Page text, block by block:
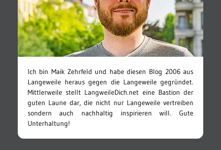
Ich bin Maik Zehrfeld und habe diesen Blog 2006 aus
Langeweile heraus gegen die Langeweile gegründet.
Mittlerweile stellt LangweileDich.net eine Bastion der
guten Laune dar, die nicht nur Langeweile vertreiben
sondern auch nachhaltig inspirieren will. Gute
Unterhaltung!